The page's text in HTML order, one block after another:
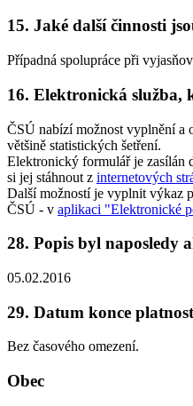
15. Jaké další činnosti
Případná spolupráce při
16. Elektronická služba,
ČSÚ nabízí možnost vyplnění a
většině statistických šetření.
Elektronický formulář je zasílán
si jej stáhnout z internetových
Další možností je vyplnit výkaz
ČSÚ - v aplikaci "Elektronické
28. Popis byl naposledy
05.02.2016
29. Datum konce
Bez časového omezení.
Obec